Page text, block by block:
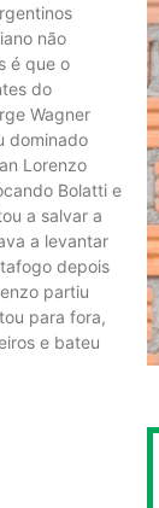
não
é que o
do
Wagner
dominado
Lorenzo
Bolatti e
a salvar a
a levantar
depois
partiu
para fora,
e bateu